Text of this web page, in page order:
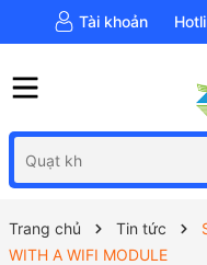
Tài khoản
Trang chủ Tin tức
WITH A WIFI MODULE